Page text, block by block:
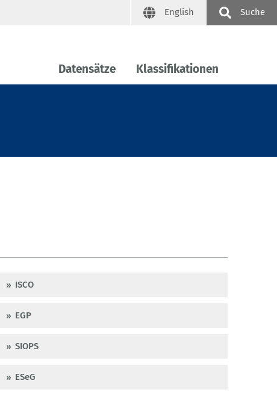
English Suche
Datensätze Klassifikationen
ISCO
EGP
SIOPS
ESeG